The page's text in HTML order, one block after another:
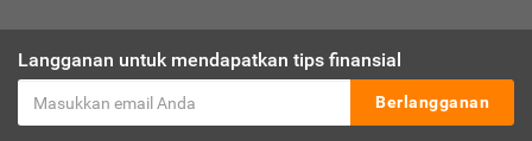
Langganan untuk mendapatkan tips finansial
Berlangganan